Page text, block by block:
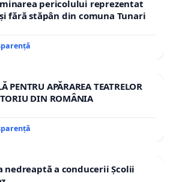
pericolului reprezentat
fără stăpân din comuna Tunari
PENTRU APĂRAREA TEATRELOR
DIN ROMÂNIA
nedreaptă a conducerii Școlii